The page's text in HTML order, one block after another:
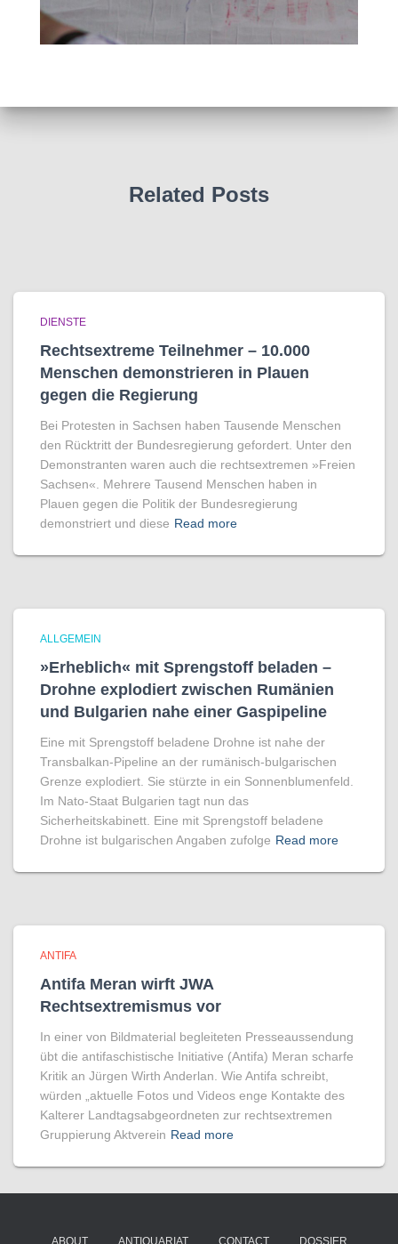
Related Posts
DIENSTE
Rechtsextreme Teilnehmer – 10.000
Menschen demonstrieren in Plauen
gegen die Regierung
Bei Protesten in Sachsen haben Tausende Menschen
den Rücktritt der Bundesregierung gefordert. Unter den
Demonstranten waren auch die rechtsextremen »Freien
Sachsen«. Mehrere Tausend Menschen haben in
Plauen gegen die Politik der Bundesregierung
demonstriert und diese Read more
ALLGEMEIN
»Erheblich« mit Sprengstoff beladen –
Drohne explodiert zwischen Rumänien
und Bulgarien nahe einer Gaspipeline
Eine mit Sprengstoff beladene Drohne ist nahe der
Transbalkan-Pipeline an der rumänisch-bulgarischen
Grenze explodiert. Sie stürzte in ein Sonnenblumenfeld.
Im Nato-Staat Bulgarien tagt nun das
Sicherheitskabinett. Eine mit Sprengstoff beladene
Drohne ist bulgarischen Angaben zufolge Read more
ANTIFA
Antifa Meran wirft JWA
Rechtsextremismus vor
In einer von Bildmaterial begleiteten Presseaussendung
übt die antifaschistische Initiative (Antifa) Meran scharfe
Kritik an Jürgen Wirth Anderlan. Wie Antifa schreibt,
würden „aktuelle Fotos und Videos enge Kontakte des
Kalterer Landtagsabgeordneten zur rechtsextremen
Gruppierung Aktverein Read more
ABOUT ANTIQUARIAT CONTACT DOSSIER